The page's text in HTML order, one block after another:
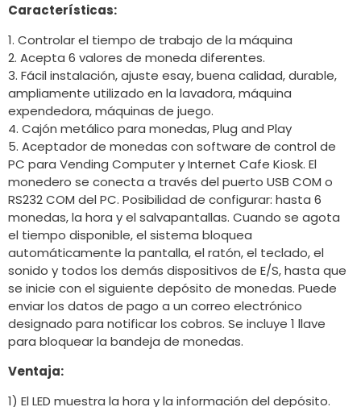
Características:
1. Controlar el tiempo de trabajo de la máquina
2. Acepta 6 valores de moneda diferentes.
3. Fácil instalación, ajuste esay, buena calidad, durable,
ampliamente utilizado en la lavadora, máquina
expendedora, máquinas de juego.
4. Cajón metálico para monedas, Plug and Play
5. Aceptador de monedas con software de control de
PC para Vending Computer y Internet Cafe Kiosk. El
monedero se conecta a través del puerto USB COM o
RS232 COM del PC. Posibilidad de configurar: hasta 6
monedas, la hora y el salvapantallas. Cuando se agota
el tiempo disponible, el sistema bloquea
automáticamente la pantalla, el ratón, el teclado, el
sonido y todos los demás dispositivos de E/S, hasta que
se inicie con el siguiente depósito de monedas. Puede
enviar los datos de pago a un correo electrónico
designado para notificar los cobros. Se incluye 1 llave
para bloquear la bandeja de monedas.
Ventaja:
1) El LED muestra la hora y la información del depósito.